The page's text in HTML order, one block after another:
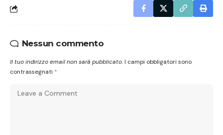
Nessun commento
Il tuo indirizzo email non sarà pubblicato. I campi obbligatori sono
contrassegnati *